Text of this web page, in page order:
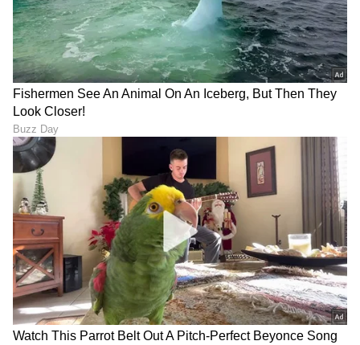
DOWNLOAD APP
RECOMMENDED STORIES
Silver Bracelet: ಫ್ಲೋರಲ್
ಸಿಲ್ವರ್ ಡಿಸೈನ್‌ನ ಆಕರ್ಷಕ
ಆಯ್ಕೆಗಳು, ನೋಡಿದ್ರೆ ಫಿದಾ
ಜೀರೋ TO ಹೀರೋ,
ಮೈಸೂರಿನಿಂದ ಅಮೆರಿಕಾ.. 'ಧರೆಗೆ
ದೊಡ್ಡಣ್ಣ' ಆಗಿರೋ ರಾಕಿಂಗ್